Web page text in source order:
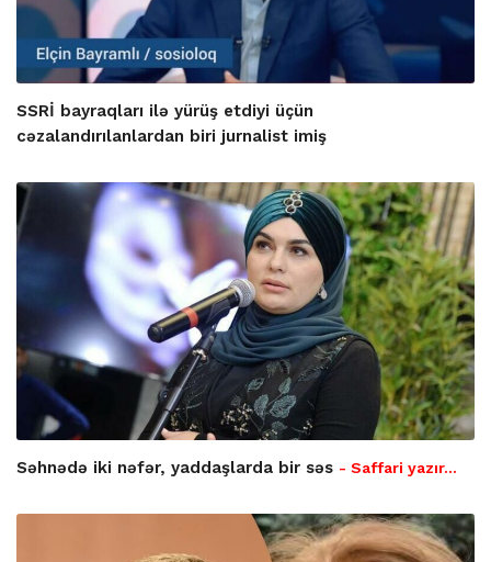
SSRİ bayraqları ilə yürüş etdiyi üçün
cəzalandırılanlardan biri jurnalist imiş
Səhnədə iki nəfər, yaddaşlarda bir səs - Saffari yazır…